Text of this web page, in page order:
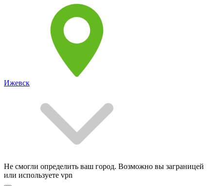
Ижевск
Не смогли определить ваш город. Возможно вы заграницей
или используете vpn